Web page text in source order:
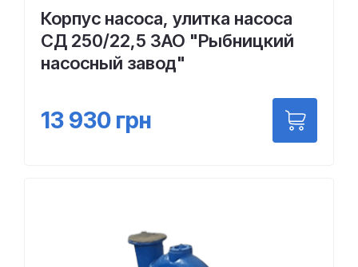
Корпус насоса, улитка насоса
СД 250/22,5 ЗАО "Рыбницкий
насосный завод"
13 930 грн